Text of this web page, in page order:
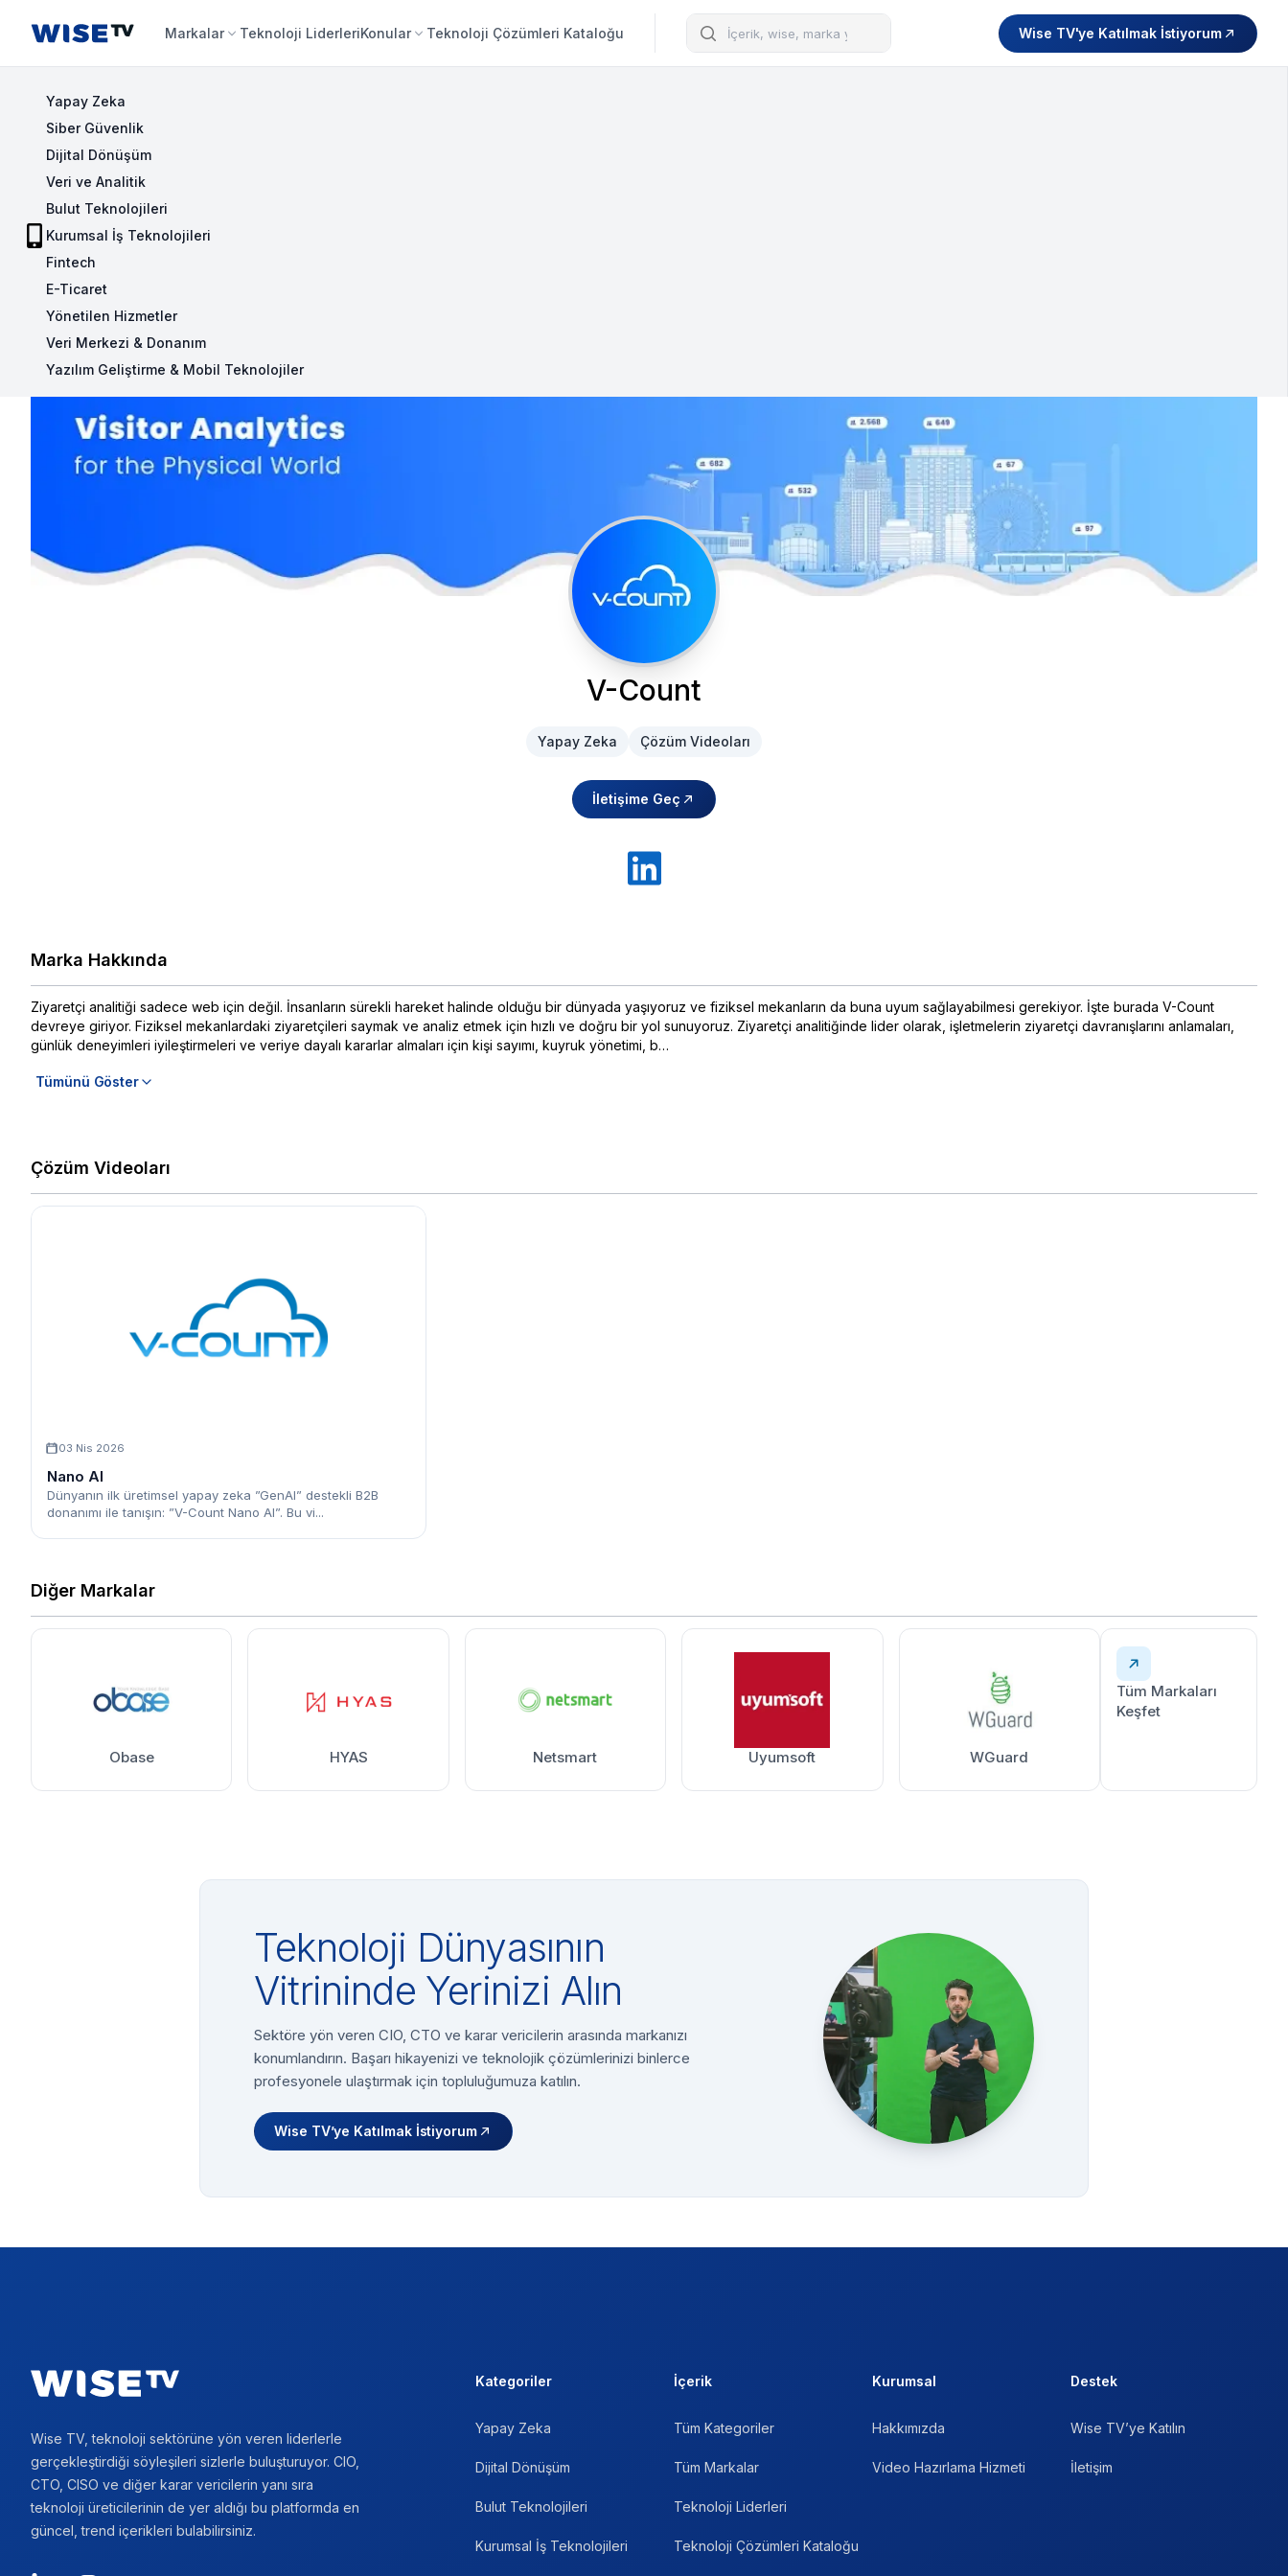
Wise TV Markalar Teknoloji LiderleriKonular Teknoloji Çözümleri Kataloğu Arama Wise TV'ye Katılmak İstiyorum
Yapay Zeka
Siber Güvenlik
Dijital Dönüşüm
Veri ve Analitik
Bulut Teknolojileri
Kurumsal İş Teknolojileri
Fintech
E-Ticaret
Yönetilen Hizmetler
Veri Merkezi & Donanım
Yazılım Geliştirme & Mobil Teknolojiler
V-Count
Yapay Zeka Çözüm Videoları
İletişime Geç
Marka Hakkında
Ziyaretçi analitiği sadece web için değil. İnsanların sürekli hareket halinde olduğu bir dünyada yaşıyoruz ve fiziksel mekanların da buna uyum sağlayabilmesi gerekiyor. İşte burada V-Count
devreye giriyor. Fiziksel mekanlardaki ziyaretçileri saymak ve analiz etmek için hızlı ve doğru bir yol sunuyoruz. Ziyaretçi analitiğinde lider olarak, işletmelerin ziyaretçi davranışlarını anlamaları,
günlük deneyimleri iyileştirmeleri ve veriye dayalı kararlar almaları için kişi sayımı, kuyruk yönetimi, b…
Tümünü Göster
Çözüm Videoları
03 Nis 2026
Nano AI
Dünyanın ilk üretimsel yapay zeka ”GenAI” destekli B2B
donanımı ile tanışın: ”V-Count Nano AI”. Bu vi...
Diğer Markalar
Obase HYAS Netsmart Uyumsoft WGuard
Tüm Markaları
Keşfet
Teknoloji Dünyasının
Vitrininde Yerinizi Alın
Sektöre yön veren CIO, CTO ve karar vericilerin arasında markanızı
konumlandırın. Başarı hikayenizi ve teknolojik çözümlerinizi binlerce
profesyonele ulaştırmak için topluluğumuza katılın.
Wise TV’ye Katılmak İstiyorum
Wise TV, teknoloji sektörüne yön veren liderlerle
gerçekleştirdiği söyleşileri sizlerle buluşturuyor. CIO,
CTO, CISO ve diğer karar vericilerin yanı sıra
teknoloji üreticilerinin de yer aldığı bu platformda en
güncel, trend içerikleri bulabilirsiniz.
Kategoriler
Yapay Zeka
Dijital Dönüşüm
Bulut Teknolojileri
Kurumsal İş Teknolojileri
İçerik
Tüm Kategoriler
Tüm Markalar
Teknoloji Liderleri
Teknoloji Çözümleri Kataloğu
Kurumsal
Hakkımızda
Video Hazırlama Hizmeti
Destek
Wise TV’ye Katılın
İletişim